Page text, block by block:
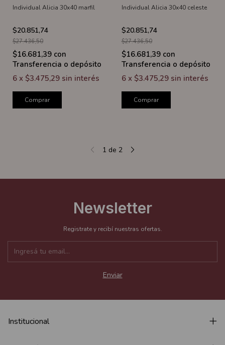
Individual Alicia 30x40 marfil
$20.851,74
$27.436,50
$16.681,39 con
Transferencia o depósito
6 x $3.475,29 sin interés
Comprar
Individual Alicia 30x40 celeste
$20.851,74
$27.436,50
$16.681,39 con
Transferencia o depósito
6 x $3.475,29 sin interés
Comprar
1 de 2
Newsletter
Registrate y recibí nuestras ofertas.
Institucional